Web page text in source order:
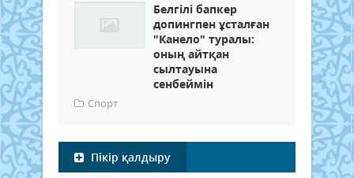
Белгілі бапкер
допингпен ұсталған
"Канело" туралы:
оның айтқан
сылтауына
сенбеймін
Спорт
Пікір қалдыру